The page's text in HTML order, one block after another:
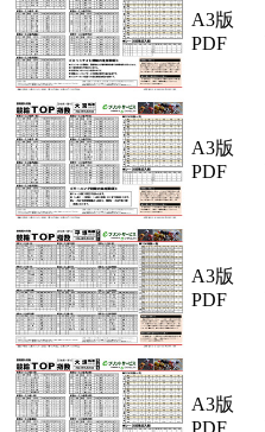
A3版
PDF
A3版
PDF
A3版
PDF
A3版
PDF